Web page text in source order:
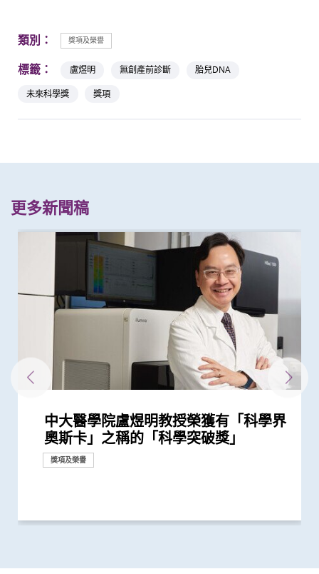
類別： 獎項及榮譽
標籤： 盧煜明 無創產前診斷
胎兒DNA
未來科學獎
獎項
更多新聞稿
中大醫學院盧煜明教授榮獲有「科學界
奧斯卡」之稱的「科學突破獎」
獎項及榮譽
中大盧煜明教授再度獲選「全球20位頂
尖轉化研究科學家」
獎項及榮譽
中大盧煜明教授榮獲有「中國諾貝爾」
之稱的「未來科學大獎－生命科學獎」
獎項及榮譽
中大率先推出無創性唐氏綜合症產前診
斷服務 革命性研究成果推展至香港及
美國
中大盧煜明教授獲頒首屆騰衝科學大獎
獎項及榮譽
中大盧煜明教授獲選中國科學院院士
獎項及榮譽
中大盧煜明教授獲頒有「美國最高榮譽
生物醫學科學獎」之稱的「拉斯克獎」
獎項及榮譽
中大醫學院盧煜明教授成史上首名生物
學科「皇家獎章」華人得主
獎項及榮譽
「全球20位頂尖轉化研究科學家」 中
大佔二席 唯一上榜香港學府 盧煜明教
授連續第三年獲選
中大研究獲世界頂尖醫學期刊推崇
獎項及榮譽
中大醫學院兩教授齊獲「藥明康德生命
化學研究獎」
獎項及榮譽
中大盧煜明教授榮獲被喻為諾貝爾獎預
測指標的「湯森路透引文桂冠獎」
獎項及榮譽
中大盧煜明教授成世界首位華人獲美國
臨床化學協會Wallace H. Coulter講學
獎
盧煜明教授獲國際獎項 表揚其在個人
化醫學領域上傑出成就
獎項及榮譽
開創無創性產前檢查 中大盧煜明教授
膺選美國國家科學院院士
獎項及榮譽
中大教授陳重娥獲頒「清野裕傑出領袖
獎」 成為本港首名學者榮膺亞洲糖尿
病教研最高榮譽
中大張源津醫生成首位亞洲研究員 榮
獲國際泌尿科權威獎項John K.
Lattimer 講座獎
中大校長盧煜明教授與醫學院院長趙偉
仁教授獲選為歐洲科學院外籍院士
獎項及榮譽
中大醫學院與正大天晴簽署合作框架協
議 緊密結合及發揮內地與香港醫藥創
新科研、人才培訓、轉化和產業優勢
中大醫學院獲李嘉誠基金會捐贈亞洲首
台Histotripsy 2.0系統 共30名患者獲
資助接受組織碎化技術治肝癌
中大研究證實「血漿DNA」篩查能偵測
到早期沒有病徵的鼻咽癌 並反映日後
患鼻咽癌風險
中大醫學院三位學者榮膺「2020年全球
20位頂尖轉化研究科學家」 盧煜明教
授連續五年獲選
香港中文大學感謝李嘉誠先生及基金會
捐助3千萬港元提升中大李嘉誠健康科
學研究所科研空間及設施
中大醫學院馬青雲教授獲亞洲糖尿病研
究協會表揚研究成就及貢獻
獎項及榮譽
中大醫學院兩學者榮膺「2019年全球
20位頂尖轉化研究科學家」 榜上唯一
亞洲學府 盧煜明教授連續第四年獲選
中大醫學院兩名傑出學者 獲裘槎基金
會頒發「裘槎優秀醫學科研者獎2020」
獎項及榮譽
中大醫學院陳重娥教授獲頒國際獎項以
表揚在糖尿病研究及治理的卓越貢獻
獎項及榮譽
莫樹錦教授獲歐洲腫瘤學會頒發「終身
成就獎」全球第一人將晚期肺癌治療
「個人化」 被譽為「腫瘤學傳奇」
陳家亮教授成首位華人獲頒「美國腸胃
科醫學院國際領袖大獎」
獎項及榮譽
中大腫瘤學系獲國際肺癌研究協會頒發
「傑出癌症關顧團隊」獎項
獎項及榮譽
中大兩研究獲國家科學技術獎勵
獎項及榮譽
中大完成二萬人「血漿DNA」鼻咽癌篩
查研究 大幅推前癌症發現期數
研究
中大教授成為全球首位華人獲頒「世界
中風組織主席中風貢獻獎」 全球首創
「脈磁激法」助中風患者復修腦部功...
中大藍輝耀教授慢性腎病研究獲頒中華
醫學科技獎一等獎
獎項及榮譽
中大醫學院李子芬教授榮膺美國護理科
學院院士
獎項及榮譽
中大醫科生勇奪英國文化協會「科學一
叮」比賽香港區冠軍 將赴英出戰國際
總決賽
基因解碼成就「個人化醫學」 未來醫
學路前瞻：從科學研究到臨床應用
研究
中大盧煜明教授奪費薩爾國王國際醫學
獎
獎項及榮譽
中大推全港大型「鼻咽癌血液測試研究
計劃」 現招募二萬名市民參與 冀有效
偵測早期患者
中大四科研項目榮獲國家教育部高等學
校科學研究優秀成果獎 為本港院校之
冠
中文大學醫學院趙慧君教授榮獲「中國
青年女科學家獎」最新研究突破 成功
發展血漿DNA測試以掃描癌症
本地女青年科學家揚威海外 中大醫學
院趙慧君教授連奪兩項國際科研大獎
獎項及榮譽